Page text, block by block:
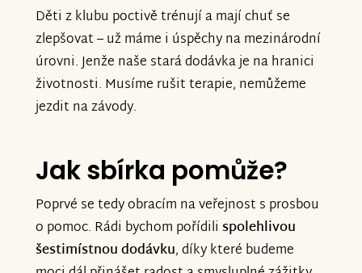
Děti z klubu poctivě trénují a mají chuť se
zlepšovat – už máme i úspěchy na mezinárodní
úrovni. Jenže naše stará dodávka je na hranici
životnosti. Musíme rušit terapie, nemůžeme
jezdit na závody.
Jak sbírka pomůže?
Poprvé se tedy obracím na veřejnost s prosbou
o pomoc. Rádi bychom pořídili spolehlivou
šestimístnou dodávku, díky které budeme